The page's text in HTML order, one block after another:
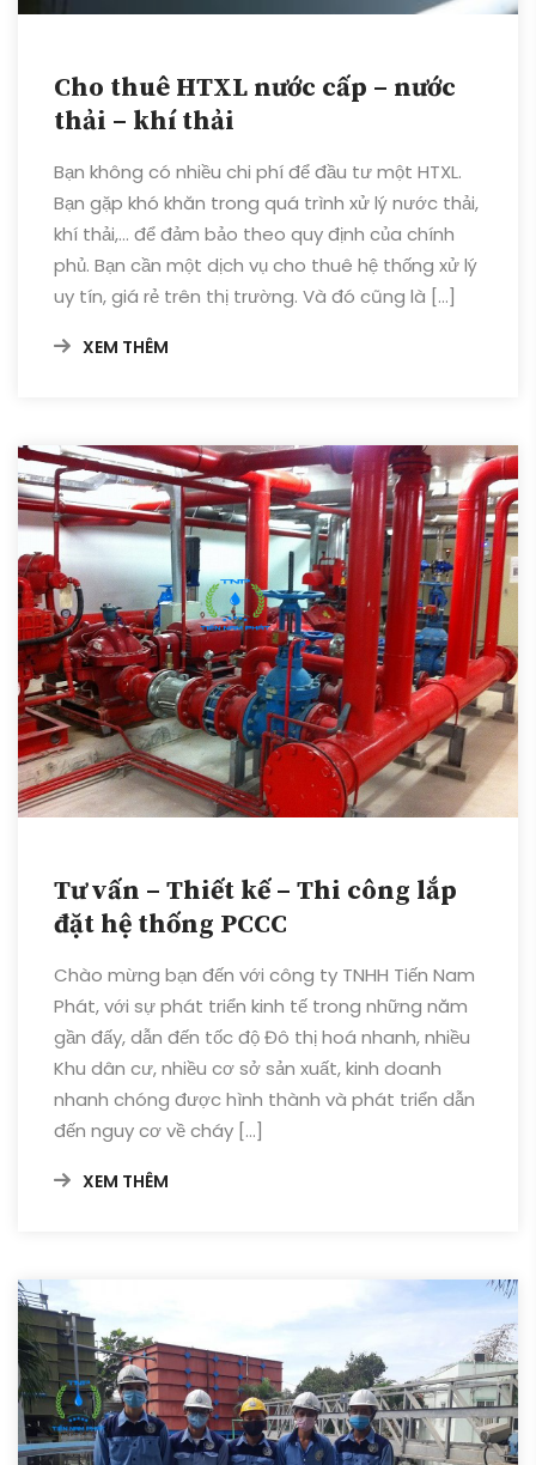
Cho thuê HTXL nước cấp – nước
thải – khí thải
Bạn không có nhiều chi phí để đầu tư một HTXL.
Bạn gặp khó khăn trong quá trình xử lý nước thải,
khí thải,… để đảm bảo theo quy định của chính
phủ. Bạn cần một dịch vụ cho thuê hệ thống xử lý
uy tín, giá rẻ trên thị trường. Và đó cũng là […]
XEM THÊM
Tư vấn – Thiết kế – Thi công lắp
đặt hệ thống PCCC
Chào mừng bạn đến với công ty TNHH Tiến Nam
Phát, với sự phát triển kinh tế trong những năm
gần đấy, dẫn đến tốc độ Đô thị hoá nhanh, nhiều
Khu dân cư, nhiều cơ sở sản xuất, kinh doanh
nhanh chóng được hình thành và phát triển dẫn
đến nguy cơ về cháy […]
XEM THÊM